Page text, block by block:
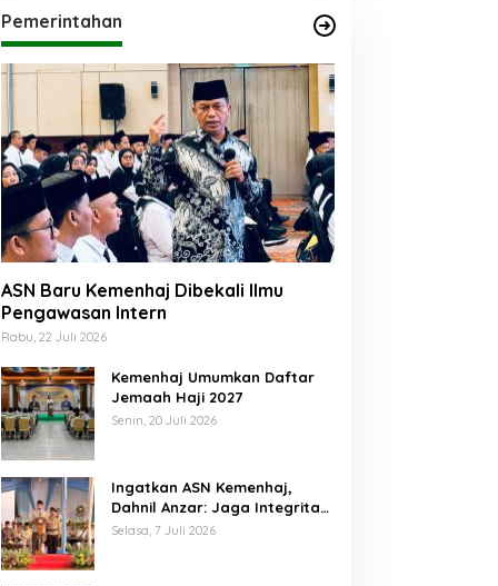
Pemerintahan
ASN Baru Kemenhaj Dibekali Ilmu
Pengawasan Intern
Rabu, 22 Juli 2026
Kemenhaj Umumkan Daftar
Jemaah Haji 2027
Senin, 20 Juli 2026
Ingatkan ASN Kemenhaj,
Dahnil Anzar: Jaga Integritas,
Hentikan Praktik Menjadikan
Selasa, 7 Juli 2026